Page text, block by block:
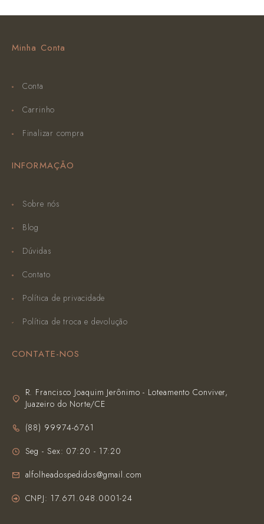
Minha Conta
Conta
Carrinho
Finalizar compra
INFORMAÇÃO
Sobre nós
Blog
Dúvidas
Contato
Política de privacidade
Política de troca e devolução
CONTATE-NOS
R. Francisco Joaquim Jerônimo - Loteamento Conviver,
Juazeiro do Norte/CE
(‪88) 99974-6761‬
Seg - Sex: 07:20 - 17:20
alfolheadospedidos@gmail.com
CNPJ: 17.671.048.0001-24